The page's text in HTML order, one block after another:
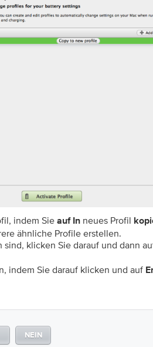
indem Sie auf In neues Profil
ähnliche Profile erstellen.
klicken Sie darauf und dann
indem Sie darauf klicken und auf
NEIN